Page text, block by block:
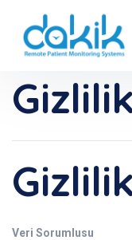
Veri Sorumlusu